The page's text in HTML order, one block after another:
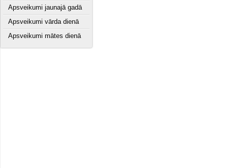
Apsveikumi jaunajā gadā
Apsveikumi vārda dienā
Apsveikumi mātes dienā